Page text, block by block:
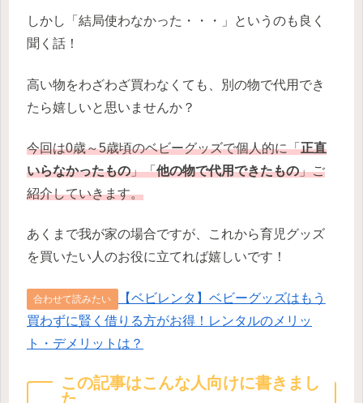
しかし「結局使わなかった・・・」というのも良く
聞く話！
高い物をわざわざ買わなくても、別の物で代用でき
たら嬉しいと思いませんか？
今回は0歳～5歳頃のベビーグッズで個人的に「正直
いらなかったもの」「他の物で代用できたもの」ご
紹介していきます。
あくまで我が家の場合ですが、これから育児グッズ
を買いたい人のお役に立てれば嬉しいです！
合わせて読みたい
【ベビレンタ】ベビーグッズはもう
買わずに賢く借りる方がお得！レンタルのメリッ
ト・デメリットは？
この記事はこんな人向けに書きまし
た